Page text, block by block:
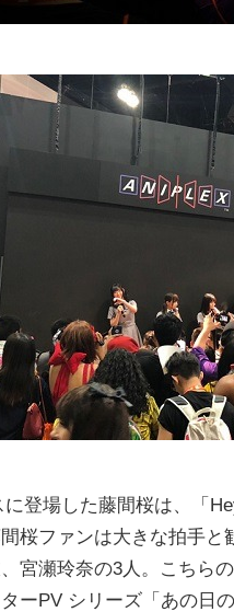
登場した藤間桜は、「
桜ファンは大きな拍手
宮瀬玲奈の3人。こちら
ーPV シリーズ「あの日